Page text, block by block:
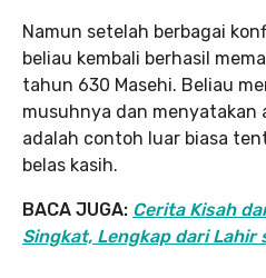
Namun setelah berbagai
beliau kembali berhasil
tahun 630 Masehi. Beliau
musuhnya dan menyatakan
adalah contoh luar biasa
belas kasih.
BACA JUGA: Cerita Kisah
Singkat, Lengkap dari Lahir